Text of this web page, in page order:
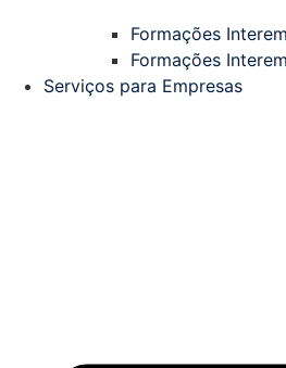
Formações
Formações
Serviços para Empresas